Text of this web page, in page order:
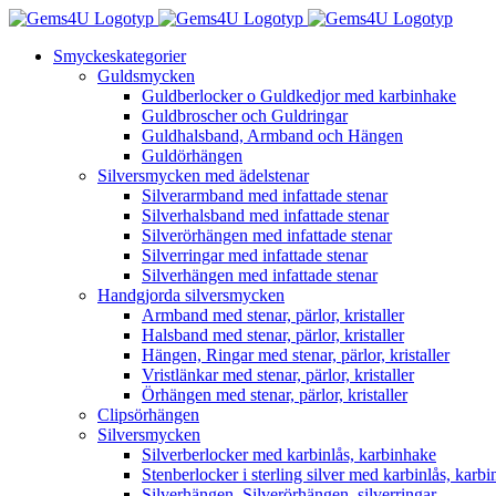
Fortsätt
innehålletSmyckeskategorier
Guldsmycken
Guldberlocker o Guldkedjor med karbinhake
Guldbroscher och Guldringar
Guldhalsband, Armband och Hängen
Guldörhängen
Silversmycken med ädelstenar
Silverarmband med infattade stenar
Silverhalsband med infattade stenar
Silverörhängen med infattade stenar
Silverringar med infattade stenar
Silverhängen med infattade stenar
Handgjorda silversmycken
Armband med stenar, pärlor, kristaller
Halsband med stenar, pärlor, kristaller
Hängen, Ringar med stenar, pärlor, kristaller
Vristlänkar med stenar, pärlor, kristaller
Örhängen med stenar, pärlor, kristaller
Clipsörhängen
Silversmycken
Silverberlocker med karbinlås, karbinhake
Stenberlocker i sterling silver med karbinlås,